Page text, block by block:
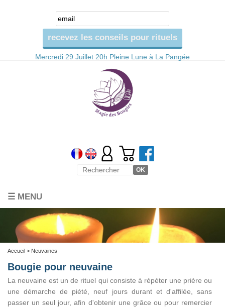
Mercredi 29 Juillet 20h Pleine Lune à La Pangée
☰ MENU
Accueil > Neuvaines
Bougie pour neuvaine
La neuvaine est un de rituel qui consiste à répéter une prière ou
une démarche de piété, neuf jours durant et d'affilée, sans
passer un seul jour, afin d'obtenir une grâce ou pour remercier